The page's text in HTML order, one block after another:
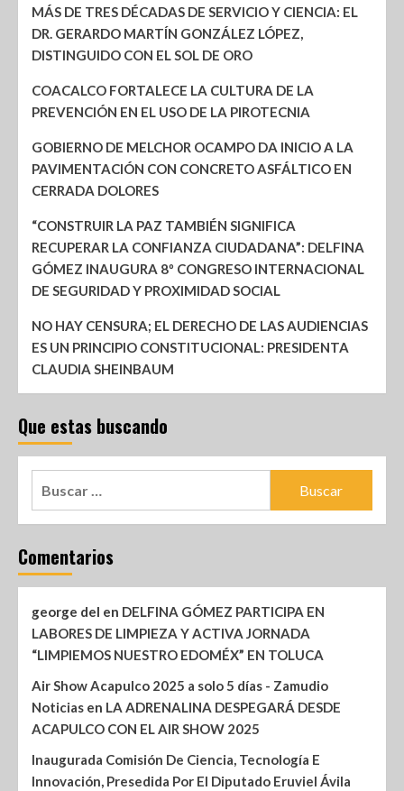
MÁS DE TRES DÉCADAS DE SERVICIO Y CIENCIA: EL
DR. GERARDO MARTÍN GONZÁLEZ LÓPEZ,
DISTINGUIDO CON EL SOL DE ORO
COACALCO FORTALECE LA CULTURA DE LA
PREVENCIÓN EN EL USO DE LA PIROTECNIA
GOBIERNO DE MELCHOR OCAMPO DA INICIO A LA
PAVIMENTACIÓN CON CONCRETO ASFÁLTICO EN
CERRADA DOLORES
“CONSTRUIR LA PAZ TAMBIÉN SIGNIFICA
RECUPERAR LA CONFIANZA CIUDADANA”: DELFINA
GÓMEZ INAUGURA 8º CONGRESO INTERNACIONAL
DE SEGURIDAD Y PROXIMIDAD SOCIAL
NO HAY CENSURA; EL DERECHO DE LAS AUDIENCIAS
ES UN PRINCIPIO CONSTITUCIONAL: PRESIDENTA
CLAUDIA SHEINBAUM
Que estas buscando
Comentarios
george del en DELFINA GÓMEZ PARTICIPA EN
LABORES DE LIMPIEZA Y ACTIVA JORNADA
“LIMPIEMOS NUESTRO EDOMÉX” EN TOLUCA
Air Show Acapulco 2025 a solo 5 días - Zamudio
Noticias en LA ADRENALINA DESPEGARÁ DESDE
ACAPULCO CON EL AIR SHOW 2025
Inaugurada Comisión De Ciencia, Tecnología E
Innovación, Presedida Por El Diputado Eruviel Ávila